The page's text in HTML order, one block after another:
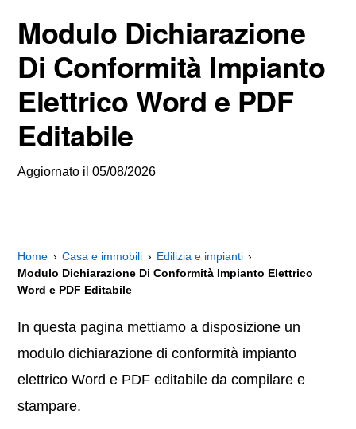
Modulo Dichiarazione
Di Conformità Impianto
Elettrico Word e PDF
Editabile
Aggiornato il05/08/2026
Home Casa e immobili
Edilizia e impianti
Modulo Dichiarazione Di Conformità Impianto Elettrico
Word e PDF Editabile
In questa pagina mettiamo a disposizione un
modulo dichiarazione di conformità impianto
elettrico Word e PDF editabile da compilare e
stampare.